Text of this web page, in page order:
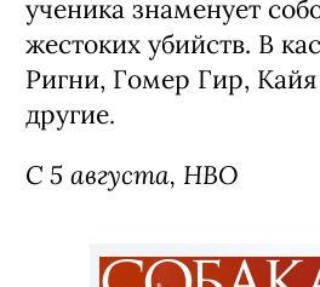
ученика знаменует
жестоких убийств. В
Ригни, Гомер Гир,
другие.
С 5 августа, HBO